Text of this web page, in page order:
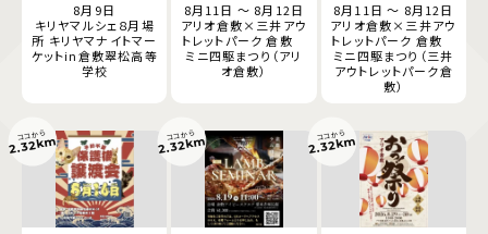
8月9日
キリヤマルシェ８月場
所 キリヤマナイトマー
ケットin倉敷翠松高等
学校
8月11日 ～ 8月12日
アリオ倉敷×三井アウ
トレットパーク 倉敷
ミニ四駆まつり（アリ
オ倉敷）
8月11日 ～ 8月12日
アリオ倉敷×三井アウ
トレットパーク 倉敷
ミニ四駆まつり（三井
アウトレットパーク倉
敷）
ココから
2.32km ココから
2.32km ココから
2.32km